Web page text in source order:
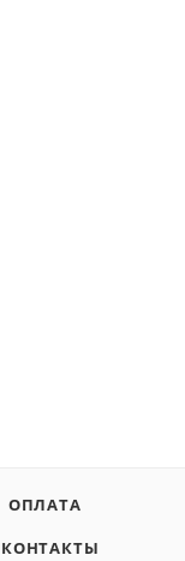
ОПЛАТА
КОНТАКТЫ